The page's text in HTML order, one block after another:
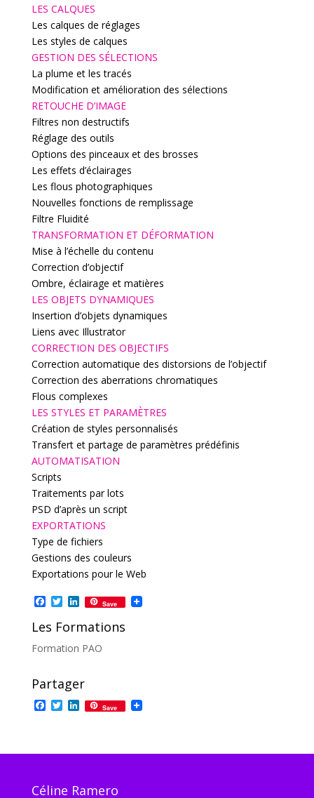
LES CALQUES
Les calques de réglages
Les styles de calques
GESTION DES SÉLECTIONS
La plume et les tracés
Modification et amélioration des sélections
RETOUCHE D’IMAGE
Filtres non destructifs
Réglage des outils
Options des pinceaux et des brosses
Les effets d’éclairages
Les flous photographiques
Nouvelles fonctions de remplissage
Filtre Fluidité
TRANSFORMATION ET DÉFORMATION
Mise à l’échelle du contenu
Correction d’objectif
Ombre, éclairage et matières
LES OBJETS DYNAMIQUES
Insertion d’objets dynamiques
Liens avec Illustrator
CORRECTION DES OBJECTIFS
Correction automatique des distorsions de l’objectif
Correction des aberrations chromatiques
Flous complexes
LES STYLES ET PARAMÈTRES
Création de styles personnalisés
Transfert et partage de paramètres prédéfinis
AUTOMATISATION
Scripts
Traitements par lots
PSD d’après un script
EXPORTATIONS
Type de fichiers
Gestions des couleurs
Exportations pour le Web
Facebook
Twitter
LinkedIn
Save
Les Formations
Formation PAO
Partager
F
b
k
T
t
L
e
Save
Céline Ramero